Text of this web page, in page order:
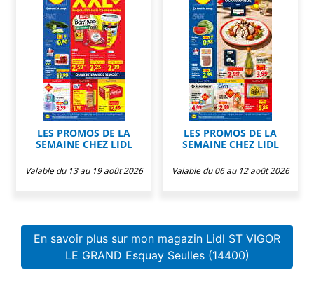
LES PROMOS DE LA
SEMAINE CHEZ LIDL
Valable du 13 au 19 août 2026
LES PROMOS DE LA
SEMAINE CHEZ LIDL
Valable du 06 au 12 août 2026
En savoir plus sur mon magazin Lidl ST VIGOR
LE GRAND Esquay Seulles (14400)